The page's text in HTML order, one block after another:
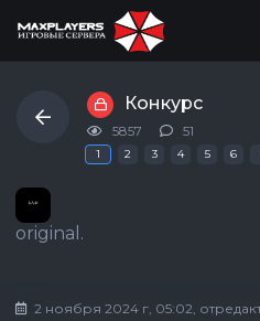
Конкурс
5857 51
1 2 3 4 5 6
original.
2 ноября 2024 г, 05:02,